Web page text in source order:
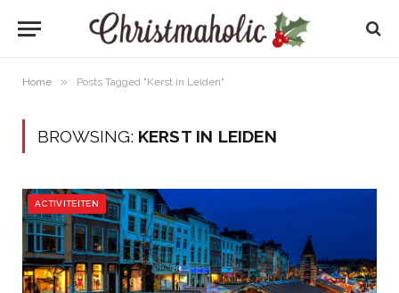
Home » Posts Tagged "Kerst in Leiden"
BROWSING: KERST IN LEIDEN
ACTIVITEITEN